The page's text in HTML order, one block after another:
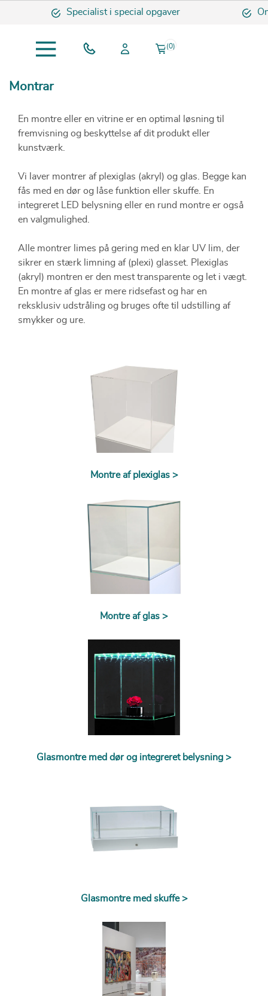
Specialist i special opgaver
(0)
Montrar
En montre eller en vitrine er en optimal løsning til
fremvisning og beskyttelse af dit produkt eller
kunstværk.
Vi laver montrer af plexiglas (akryl) og glas. Begge kan
fås med en dør og låse funktion eller skuffe. En
integreret LED belysning eller en rund montre er også
en valgmulighed.
Alle montrer limes på gering med en klar UV lim, der
sikrer en stærk limning af (plexi) glasset. Plexiglas
(akryl) montren er den mest transparente og let i vægt.
En montre af glas er mere ridsefast og har en
reksklusiv udstråling og bruges ofte til udstilling af
smykker og ure.
podiet). Toppladen passer til de inderste mål på
montren og sikrer dermed at montren sidder stabilt på
Montre af plexiglas >
Montre af glas >
Glasmontre med dør og integreret belysning >
Glasmontre med skuffe >